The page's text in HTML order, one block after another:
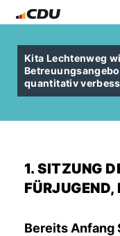
Kita Lechtenweg
quantitativ
1. SITZUNG
Bereits Anfang